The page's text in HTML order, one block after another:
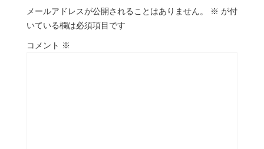
メールアドレスが公開されることはありません。 ※ が付
いている欄は必須項目です
コメント ※